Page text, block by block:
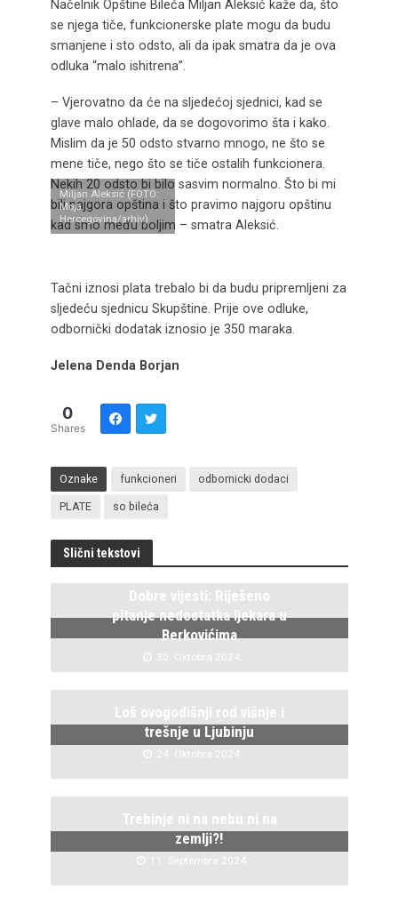
Načelnik Opštine Bileća Miljan Aleksić kaže da, što
se njega tiče, funkcionerske plate mogu da budu
smanjene i sto odsto, ali da ipak smatra da je ova
odluka “malo ishitrena”.
– Vjerovatno da će na sljedećoj sjednici, kad se
glave malo ohlade, da se dogovorimo šta i kako.
Mislim da je 50 odsto stvarno mnogo, ne što se
mene tiče, nego što se tiče ostalih funkcionera.
Nekih 20 odsto bi bilo sasvim normalno. Što bi mi
bili najgora opština i što pravimo najgoru opštinu
kad smo među boljim – smatra Aleksić.
Miljan Aleksić (FOTO:
Moja
Hercegovina/arhiv)
Tačni iznosi plata trebalo bi da budu pripremljeni za
sljedeću sjednicu Skupštine. Prije ove odluke,
odbornički dodatak iznosio je 350 maraka.
Jelena Denda Borjan
0
Shares
Oznake funkcioneri odbornicki dodaci
PLATE so bileća
Slični tekstovi
Dobre vijesti: Riješeno
pitanje nedostatka ljekara u
Berkovićima
30. Oktobra 2024.
Loš ovogodišnji rod višnje i
trešnje u Ljubinju
24. Oktobra 2024.
Trebinje ni na nebu ni na
zemlji?!
11. Septembra 2024.